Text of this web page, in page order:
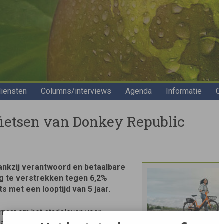
Columns/interviews Agenda Informatie
van Donkey Republic
verantwoord en betaalbare
te verstrekken tegen 6,2%
met een looptijd van 5 jaar.
om het stadsleven voor